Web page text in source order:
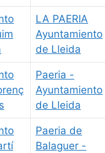
LA PAERIA
Ayuntamiento
de Lleida
Paeria -
Ayuntamiento
de Lleida
Paeria de
Balaguer -